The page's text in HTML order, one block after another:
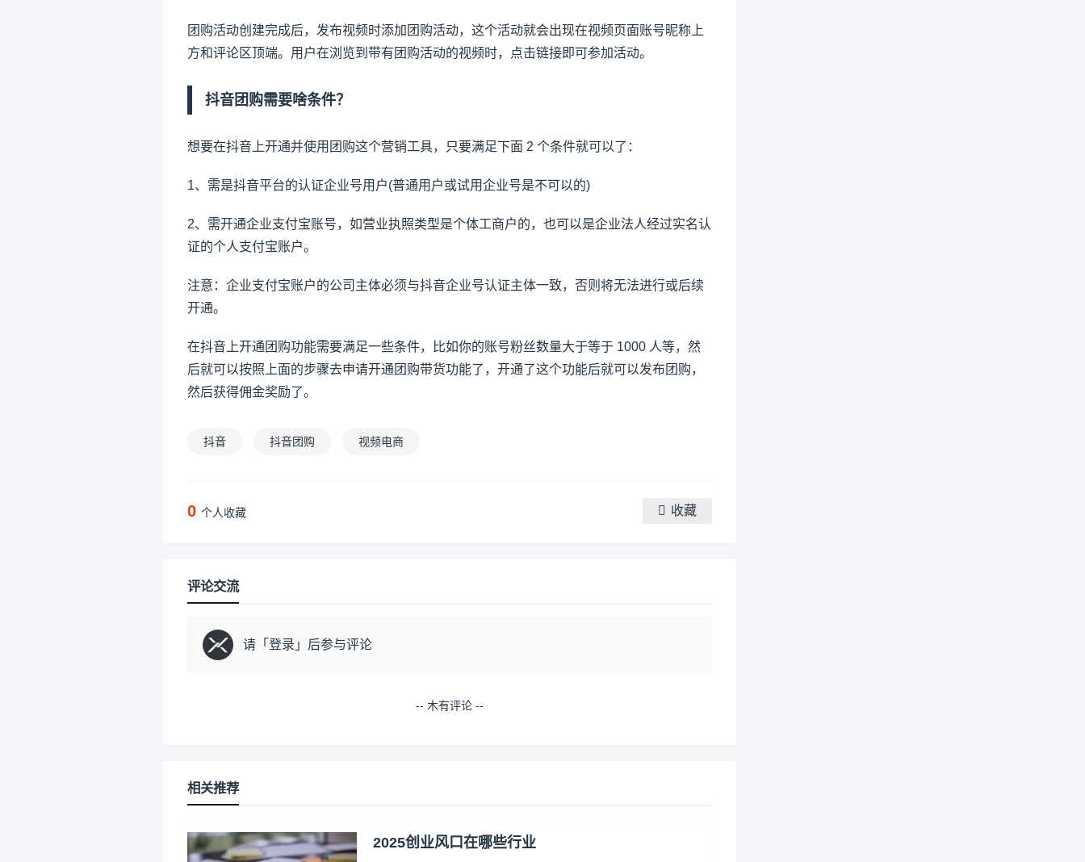
团购活动创建完成后，发布视频时添加团购活动，这个活动就会出现在视频页面账号昵称上
方和评论区顶端。用户在浏览到带有团购活动的视频时，点击链接即可参加活动。
抖音团购需要啥条件？
想要在抖音上开通并使用团购这个营销工具，只要满足下面 2 个条件就可以了：
1、需是抖音平台的认证企业号用户(普通用户或试用企业号是不可以的)
2、需开通企业支付宝账号，如营业执照类型是个体工商户的，也可以是企业法人经过实名认
证的个人支付宝账户。
注意：企业支付宝账户的公司主体必须与抖音企业号认证主体一致，否则将无法进行或后续
开通。
在抖音上开通团购功能需要满足一些条件，比如你的账号粉丝数量大于等于 1000 人等，然
后就可以按照上面的步骤去申请开通团购带货功能了，开通了这个功能后就可以发布团购，
然后获得佣金奖励了。
抖音 抖音团购 视频电商
0 个人收藏 收藏
评论交流
请「 登录 」后参与评论
-- 木有评论 --
相关推荐
2025创业风口在哪些行业